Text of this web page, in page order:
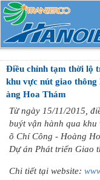
Điều chỉnh tạm thời lộ
khu vực nút giao
àng Hoa Thám
Từ ngày 15/11/2015,
buýt vận hành qua
õ Chí Công - Hoàng
Dự án Phát triển Giao
Chi tiết tại website: